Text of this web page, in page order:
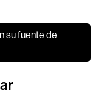
su fuente de